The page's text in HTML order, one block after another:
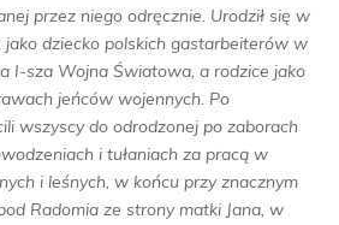
przez niego odręcznie. Urodził się w
jako dziecko polskich gastarbeiterów w
I-sza Wojna Światowa, a rodzice jako
jeńców wojennych. Po
wszyscy do odrodzonej po zaborach
i tułaniach za pracą w
i leśnych, w końcu przy znacznym
Radomia ze strony matki Jana, w